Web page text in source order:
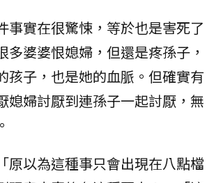
事實在很驚悚，等於也是害死了
多婆婆恨媳婦，但還是疼孫子，
孩子，也是她的血脈。但確實有
媳婦討厭到連孫子一起討厭，無
原以為這種事只會出現在八點檔